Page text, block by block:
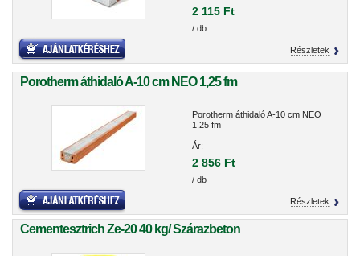
2 115 Ft
/ db
Részletek
Porotherm áthidaló A-10 cm NEO 1,25 fm
Porotherm áthidaló A-10 cm NEO
1,25 fm
Ár:
2 856 Ft
/ db
Részletek
Cementesztrich Ze-20 40 kg/ Szárazbeton